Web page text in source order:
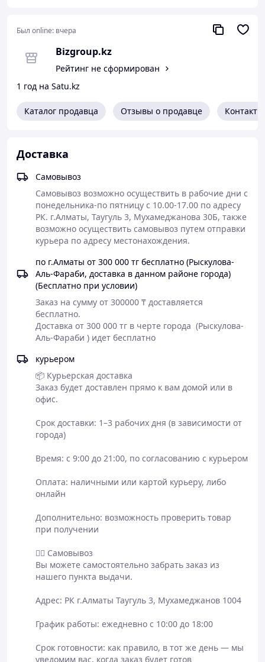
Был online: вчера
Bizgroup.kz
Рейтинг не сформирован
1 год на Satu.kz
Каталог продавца Отзывы о продавце Контакты
Доставка
Самовывоз
Самовывоз возможно осуществить в рабочие дни с
понедельника-по пятницу с 10.00-17.00 по адресу
РК. г.Алматы, Таугуль 3, Мухамеджанова 30Б, также
возможно осуществить самовывоз путем отправки
курьера по адресу местонахождения.
по г.Алматы от 300 000 тг бесплатно (Рыскулова-
Аль-Фараби, доставка в данном районе города)
(Бесплатно при условии)
Заказ на сумму от 300000 ₸ доставляется
бесплатно.
Доставка от 300 000 тг в черте города  (Рыскулова-
Аль-Фараби ) идет бесплатно
курьером
📦 Курьерская доставка
Заказ будет доставлен прямо к вам домой или в
офис.
Срок доставки: 1–3 рабочих дня (в зависимости от
города)
Время: с 9:00 до 21:00, по согласованию с курьером
Оплата: наличными или картой курьеру, либо
онлайн
Дополнительно: возможность проверить товар
при получении
🏃‍♂️ Самовывоз
Вы можете самостоятельно забрать заказ из
нашего пункта выдачи.
Адрес: РК г.Алматы Таугуль 3, Мухамеджанов 1004
График работы: ежедневно с 10:00 до 18:00
Срок готовности: как правило, в тот же день — мы
уведомим вас, когда заказ будет готов